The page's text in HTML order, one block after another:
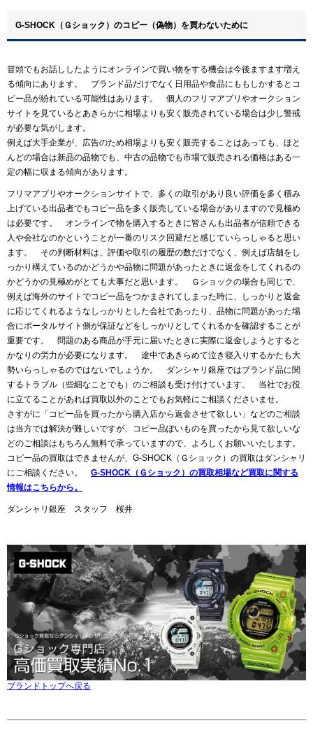
G-SHOCK（Ｇショック）のコピー（偽物）を買わないために
冒頭でもお話ししたようにオンラインで買い物をする機会は今後ますます増え
る傾向にあります。 ブランド品だけでなく日用品や食品にももしかするとコ
ピー品が紛れている可能性はあります。 個人のフリマアプリやオークション
サイトを見ているとあきらかに相場よりも安く販売されている場合は少し警戒
が必要な気がします。
例えば大手企業が、広告のため相場よりも安く販売することはあっても、ほと
んどの場合は新品の品物でも、中古の品物でも市場で販売される価格はある一
定の幅に収まる傾向があります。
フリマアプリやオークションサイトで、多くの取引があり良い評価を多く積み
上げている出品者でもコピー品を多く販売している場合がありますので見極め
は必要です。 オンラインで物を購入するときに皆さんも出品者が信頼できる
人や会社なのかということが一番のリスク回避だと感じていらっしゃると思い
ます。 その判断材料は、評価や取引の履歴の数だけでなく、例えば店舗をし
っかり構えているのかどうかや品物に問題があったときに返金をしてくれるの
かどうかの見極めがとても大事だと思います。 Ｇショックの場合も同じで、
例えば海外のサイトでコピー品をつかまされてしまった時に、しっかりと返金
に応じてくれるようなしっかりとした会社であったり、品物に問題があった場
合にポータルサイト側が保証などをしっかりとしてくれるかを確認することが
重要です。 問題のある商品が手元に届いたときに実際に返金しようとすると
かなりの労力が必要になります。 途中であきらめて泣き寝入りするかたも大
勢いらっしゃるのではないでしょうか。 ダンシャリ銀座ではブランド品に関
するトラブル（些細なことでも）のご相談も受け付けています。 当社でお役
に立てることがあれば買取以外のことでもお気軽にご相談くださいませ。
さすがに「コピー品を買ったから購入店から返金させて欲しい」などのご相談
は当方では解決が難しいですが、コピー品ぽいものを買ったから見て欲しいな
どのご相談はもちろん無料で承っていますので、よろしくお願いいたします。
コピー品の買取はできませんが、G-SHOCK（Ｇショック）の買取はダンシャリ
にご相談ください。 G-SHOCK（Ｇショック）の買取相場など買取に関する
情報はこちらから。
ダンシャリ銀座 スタッフ 桜井
ブランドトップへ戻る